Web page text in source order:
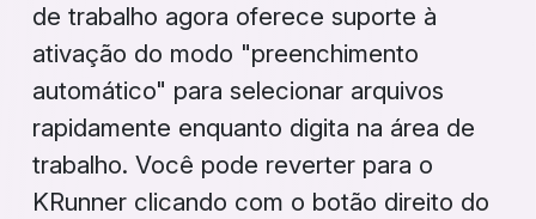
de trabalho agora oferece suporte à
ativação do modo "preenchimento
automático" para selecionar arquivos
rapidamente enquanto digita na área de
trabalho. Você pode reverter para o
KRunner clicando com o botão direito do